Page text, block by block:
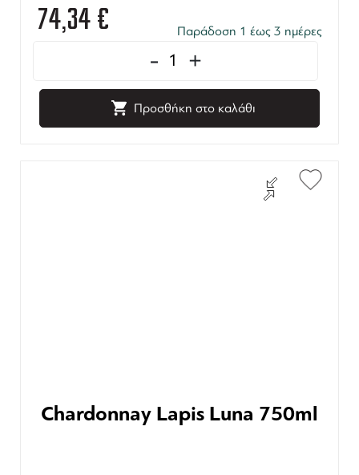
74,34€ Παράδοση 1 έως 3 ημέρες
- +
Προσθήκη στο καλάθι
Chardonnay Lapis Luna 750ml